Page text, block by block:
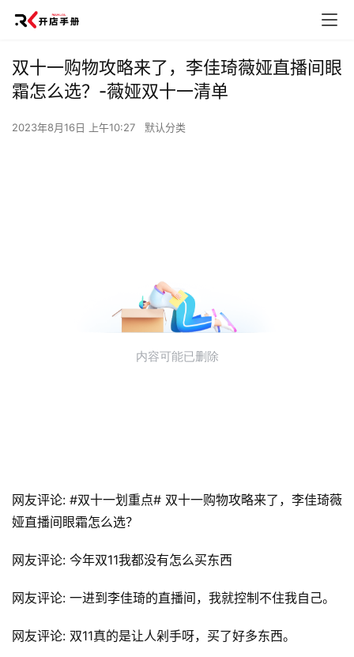
双十一购物攻略来了，李佳琦薇娅直播间眼
霜怎么选？-薇娅双十一清单
2023年8月16日 上午10:27 默认分类
网友评论: #双十一划重点# 双十一购物攻略来了，李佳琦薇
娅直播间眼霜怎么选？
网友评论: 今年双11我都没有怎么买东西
网友评论: 一进到李佳琦的直播间，我就控制不住我自己。
网友评论: 双11真的是让人剁手呀，买了好多东西。